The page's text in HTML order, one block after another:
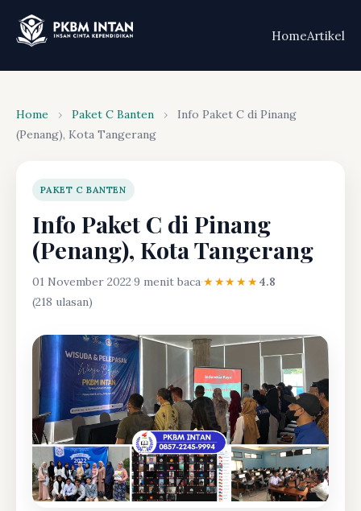
HomeArtikel
Home › Paket C Banten ›
Info Paket C di Pinang
(Penang), Kota Tangerang
PAKET C BANTEN
Info Paket C di Pinang
(Penang), Kota Tangerang
01 November 2022·9 menit baca·★★★★★4.8
(218 ulasan)